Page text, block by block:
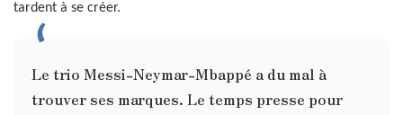
tardent à se créer.
Le trio Messi-Neymar-Mbappé a du mal à
trouver ses marques. Le temps presse pour